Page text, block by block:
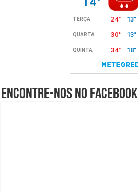
Encontre-nos no Facebook